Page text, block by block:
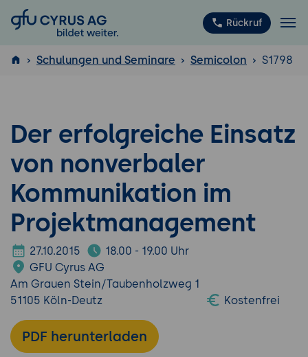
GFU Cyrus AG Rückruf
ISTQB
Schulungen und Seminare Semicolon S1798
Der erfolgreiche Einsatz
von nonverbaler
Kommunikation im
Projektmanagement
27.10.2015
18.00 - 19.00 Uhr
GFU Cyrus AG
Am Grauen Stein/Taubenholzweg 1
51105 Köln-Deutz
Kostenfrei
PDF herunterladen